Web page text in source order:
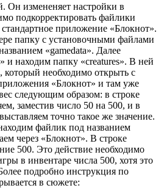
Он измененяет настройки в
подкорректировать файлики
приложение «Блокнот».
папку с установочными файлами
«gamedata». Далее
и находим папку «creatures». В ней
который необходимо открыть с
«Блокнот» и там уже
следующим образом: в строке
заместив число 50 на 500, и в
точно такое же значение.
файлик под названием
через «Блокнот». В строке
500. Это действие необходимо
в инвентаре числа 500, хотя это
подробно инструкция по
в сюжете: